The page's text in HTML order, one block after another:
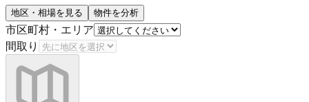
地区・相場を見る 物件を分析
市区町村・エリア
間取り